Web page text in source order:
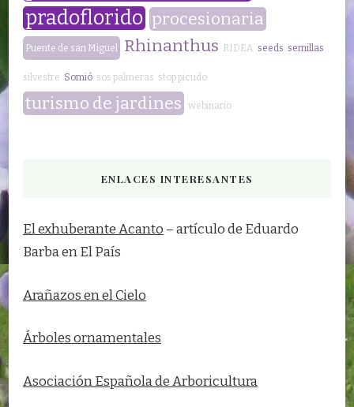
pradoflorido procesionaria
Puente de san Miguel Rhinanthus RIDEA seeds semillas
silvestre Somió sos palmeras stop picudo
turismo de jardines webinario
ENLACES INTERESANTES
El exhuberante Acanto – artículo de Eduardo
Barba en El País
Arañazos en el Cielo
Árboles ornamentales
Asociación Española de Arboricultura